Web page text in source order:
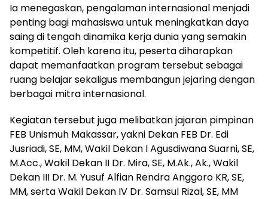
Ia menegaskan, pengalaman internasional menjadi
penting bagi mahasiswa untuk meningkatkan daya
saing di tengah dinamika kerja dunia yang semakin
kompetitif. Oleh karena itu, peserta diharapkan
dapat memanfaatkan program tersebut sebagai
ruang belajar sekaligus membangun jejaring dengan
berbagai mitra internasional.
Kegiatan tersebut juga melibatkan jajaran pimpinan
FEB Unismuh Makassar, yakni Dekan FEB Dr. Edi
Jusriadi, SE, MM, Wakil Dekan I Agusdiwana Suarni, SE,
M.Acc., Wakil Dekan II Dr. Mira, SE, M.Ak., Ak., Wakil
Dekan III Dr. M. Yusuf Alfian Rendra Anggoro KR, SE,
MM, serta Wakil Dekan IV Dr. Samsul Rizal, SE, MM